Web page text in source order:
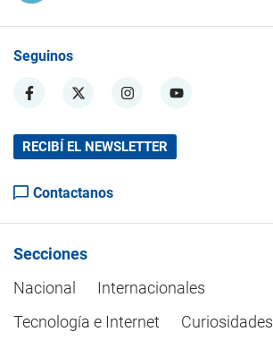
Seguinos
RECIBÍ EL NEWSLETTER
Contactanos
Secciones
Nacional
Internacionales
Tecnología e Internet
Curiosidades